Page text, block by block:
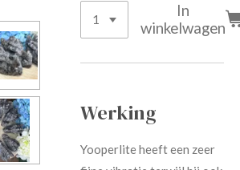
In
winkelwagen
Werking
Yooperlite heeft een zeer